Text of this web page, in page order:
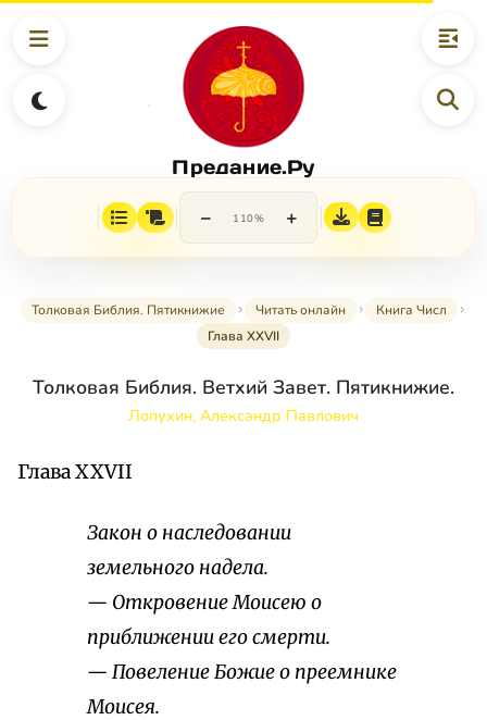
Предание.Ру
− 110% +
Толковая Библия. Пятикнижие Читать онлайн
Книга Числ
Глава XXVII
Толковая Библия. Ветхий Завет. Пятикнижие.
Лопухин, Александр Павлович
Глава XXVII
Закон о наследовании
земельного надела.
— Откровение Моисею о
приближении его смерти.
— Повеление Божие о преемнике
Моисея.